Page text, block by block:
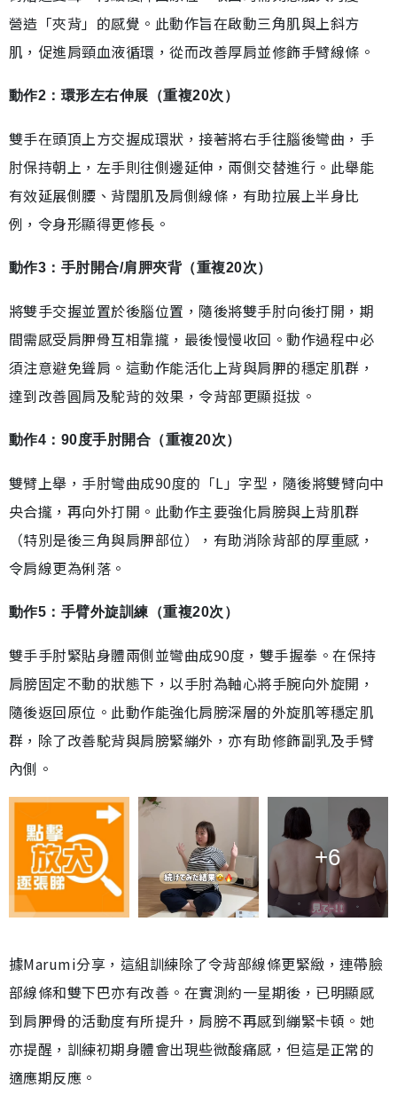
營造「夾背」的感覺。此動作旨在啟動三角肌與上斜方
肌，促進肩頸血液循環，從而改善厚肩並修飾手臂線條。
動作2：環形左右伸展（重複20次）
雙手在頭頂上方交握成環狀，接著將右手往腦後彎曲，手
肘保持朝上，左手則往側邊延伸，兩側交替進行。此舉能
有效延展側腰、背闊肌及肩側線條，有助拉展上半身比
例，令身形顯得更修長。
動作3：手肘開合/肩胛夾背（重複20次）
將雙手交握並置於後腦位置，隨後將雙手肘向後打開，期
間需感受肩胛骨互相靠攏，最後慢慢收回。動作過程中必
須注意避免聳肩。這動作能活化上背與肩胛的穩定肌群，
達到改善圓肩及駝背的效果，令背部更顯挺拔。
動作4：90度手肘開合（重複20次）
雙臂上舉，手肘彎曲成90度的「L」字型，隨後將雙臂向中
央合攏，再向外打開。此動作主要強化肩膀與上背肌群
（特別是後三角與肩胛部位），有助消除背部的厚重感，
令肩線更為俐落。
動作5：手臂外旋訓練（重複20次）
雙手手肘緊貼身體兩側並彎曲成90度，雙手握拳。在保持
肩膀固定不動的狀態下，以手肘為軸心將手腕向外旋開，
隨後返回原位。此動作能強化肩膀深層的外旋肌等穩定肌
群，除了改善駝背與肩膀緊繃外，亦有助修飾副乳及手臂
內側。
+6
據Marumi分享，這組訓練除了令背部線條更緊緻，連帶臉
部線條和雙下巴亦有改善。在實測約一星期後，已明顯感
到肩胛骨的活動度有所提升，肩膀不再感到繃緊卡頓。她
亦提醒，訓練初期身體會出現些微酸痛感，但這是正常的
適應期反應。